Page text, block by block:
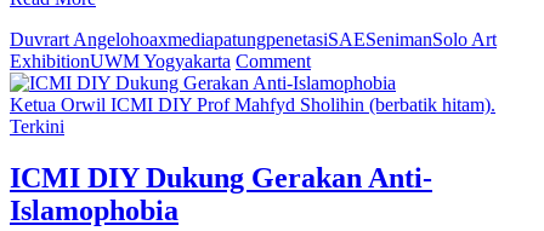
Duvrart AngelohoaxmediapatungpenetasiSAESenimanSolo Art
ExhibitionUWM Yogyakarta Commenton
SAE
UWM
Media
Duvrart
Ketua Orwil ICMI DIY Prof Mahfyd Sholihin (berbatik hitam).
Terkini
ICMI DIY Dukung Gerakan Anti-
Islamophobia